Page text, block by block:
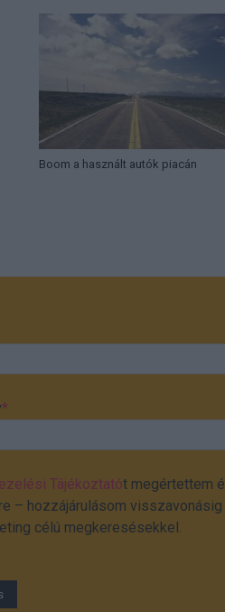
Boom a használt autók piacán
*
Tájékoztatót megértettem
– hozzájárulásom
célú megkeresésekkel.